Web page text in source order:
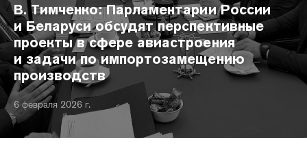
В. Тимченко: Парламентарии России
и Беларуси обсудят перспективные
проекты в сфере авиастроения
и задачи по импортозамещению
производств
6 февраля 2026 г.